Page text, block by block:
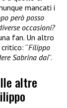
mancati i
però posso
occasioni?
fan. Un altro
“Filippo
Sabrina dai”.
altre